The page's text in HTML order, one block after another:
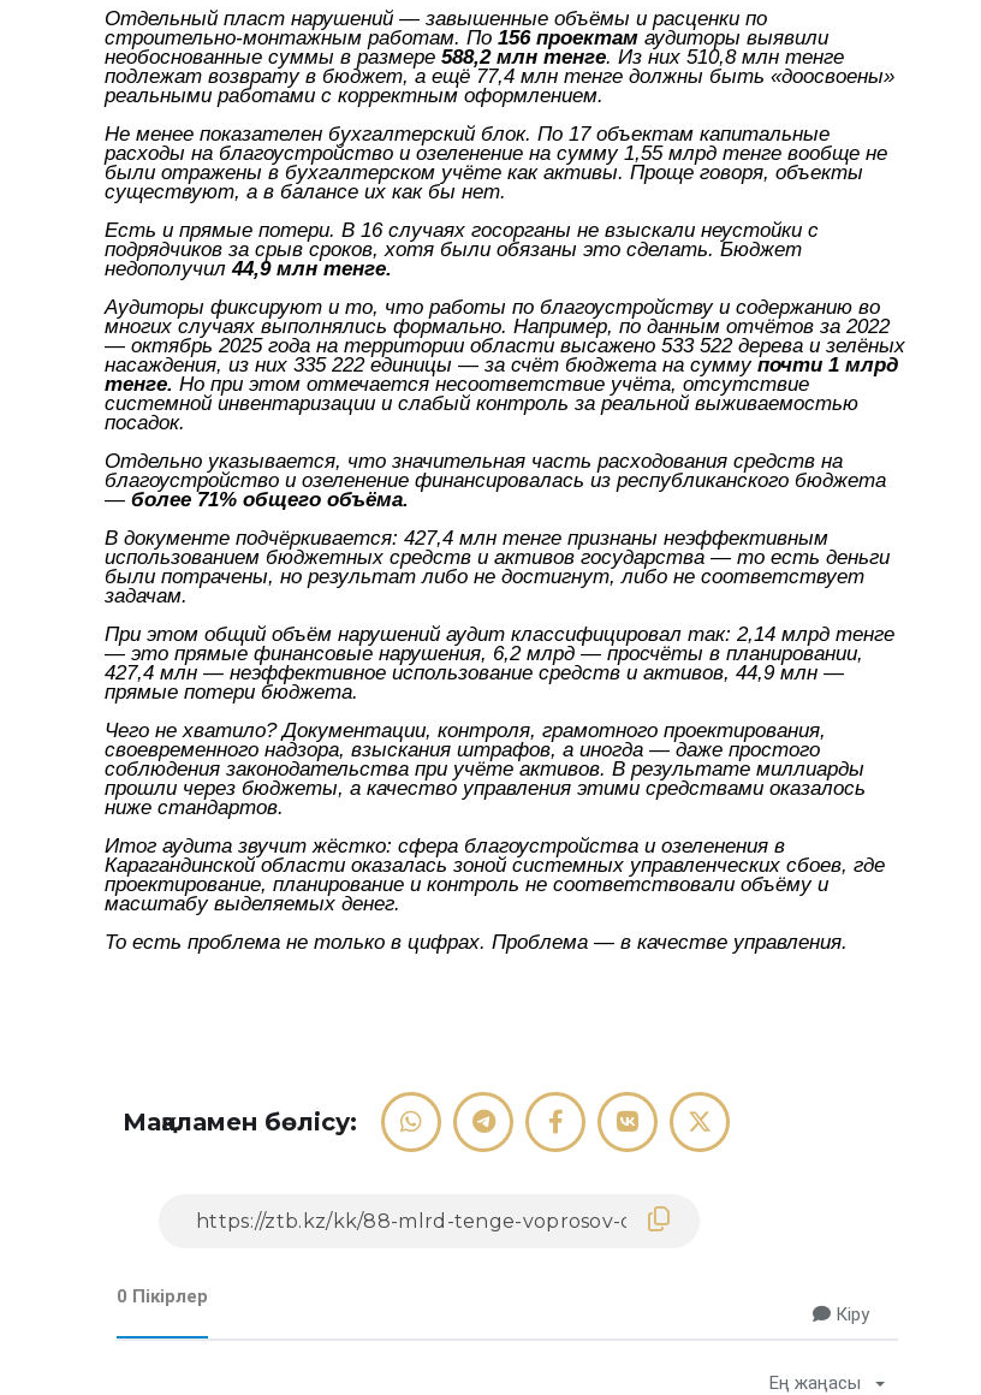
Отдельный пласт нарушений — завышенные объёмы и расценки по
строительно-монтажным работам. По 156 проектам аудиторы выявили
необоснованные суммы в размере 588,2 млн тенге. Из них 510,8 млн тенге
подлежат возврату в бюджет, а ещё 77,4 млн тенге должны быть «доосвоены»
реальными работами с корректным оформлением.
Не менее показателен бухгалтерский блок. По 17 объектам капитальные
расходы на благоустройство и озеленение на сумму 1,55 млрд тенге вообще не
были отражены в бухгалтерском учёте как активы. Проще говоря, объекты
существуют, а в балансе их как бы нет.
Есть и прямые потери. В 16 случаях госорганы не взыскали неустойки с
подрядчиков за срыв сроков, хотя были обязаны это сделать. Бюджет
недополучил44,9 млн тенге.
Аудиторы фиксируют и то, что работы по благоустройству и содержанию во
многих случаях выполнялись формально. Например, по данным отчётов за 2022
— октябрь 2025 года на территории области высажено 533 522 дерева и зелёных
насаждения, из них 335 222 единицы — за счёт бюджета на суммупочти 1 млрд
тенге. Но при этом отмечается несоответствие учёта, отсутствие
системной инвентаризации и слабый контроль за реальной выживаемостью
посадок.
Отдельно указывается, что значительная часть расходования средств на
благоустройство и озеленение финансировалась из республиканского бюджета
— более 71% общего объёма.
В документе подчёркивается: 427,4 млн тенге признаны неэффективным
использованием бюджетных средств и активов государства — то есть деньги
были потрачены, но результат либо не достигнут, либо не соответствует
задачам.
При этом общий объём нарушений аудит классифицировал так: 2,14 млрд тенге
— это прямые финансовые нарушения, 6,2 млрд — просчёты в планировании,
427,4 млн — неэффективное использование средств и активов, 44,9 млн —
прямые потери бюджета.
Чего не хватило? Документации, контроля, грамотного проектирования,
своевременного надзора, взыскания штрафов, а иногда — даже простого
соблюдения законодательства при учёте активов. В результате миллиарды
прошли через бюджеты, а качество управления этими средствами оказалось
ниже стандартов.
Итог аудита звучит жёстко: сфера благоустройства и озеленения в
Карагандинской области оказалась зоной системных управленческих сбоев, где
проектирование, планирование и контроль не соответствовали объёму и
масштабу выделяемых денег.
То есть проблема не только в цифрах. Проблема — в качестве управления.
Мақаламен бөлісу:
0 Пікірлер
Кіру
Ең жаңасы